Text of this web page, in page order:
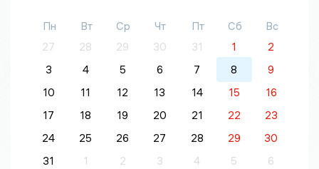
Пн Вт Ср Чт Пт Сб
Вс
27
28 29 30 31 1
2
3
4 5 6 7 8
9
10
11 12 13 14 15
16
17
18 19 20 21 22
23
24
25 26 27 28 29
30
31
1 2 3 4 5 6